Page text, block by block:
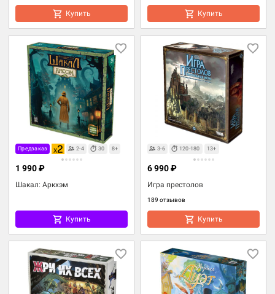
Купить Купить
Предзаказ 2-4 30 8+
Шакал: Аркхэм
1 990 ₽
Купить
3-6 120-180 13+
Игра престолов
189 отзывов
6 990 ₽
Купить